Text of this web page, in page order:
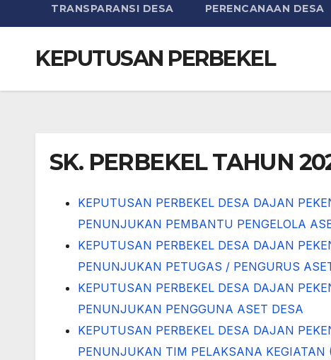
TRANSPARANSI DESA PERENCANAAN DESA
KEPUTUSAN PERBEKEL
SK. PERBEKEL TAHUN
KEPUTUSAN PERBEKEL DESA DAJAN
PENUNJUKAN PEMBANTU PENGELOLA
KEPUTUSAN PERBEKEL DESA DAJAN
PENUNJUKAN PETUGAS / PENGURUS
KEPUTUSAN PERBEKEL DESA DAJAN
PENUNJUKAN PENGGUNA ASET DESA
KEPUTUSAN PERBEKEL DESA DAJAN
PENUNJUKAN TIM PELAKSANA KEGIATAN